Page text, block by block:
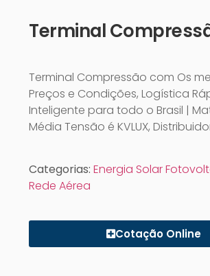
Terminal
Terminal Compressão com Os
Preços e Condições, Logística
Inteligente para todo o Brasil |
Média Tensão é KVLUX,
Categorias: Energia Solar
Rede Aérea
Cotação Online